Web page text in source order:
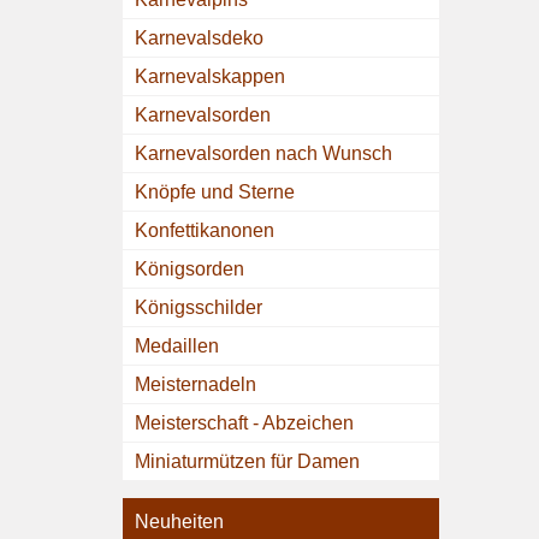
Karnevalsdeko
Karnevalskappen
Karnevalsorden
Karnevalsorden nach Wunsch
Knöpfe und Sterne
Konfettikanonen
Königsorden
Königsschilder
Medaillen
Meisternadeln
Meisterschaft - Abzeichen
Miniaturmützen für Damen
Neuheiten